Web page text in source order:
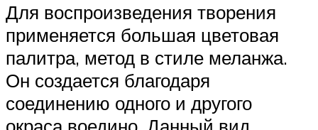
Для воспроизведения творения
применяется большая цветовая
палитра, метод в стиле меланжа.
Он создается благодаря
соединению одного и другого